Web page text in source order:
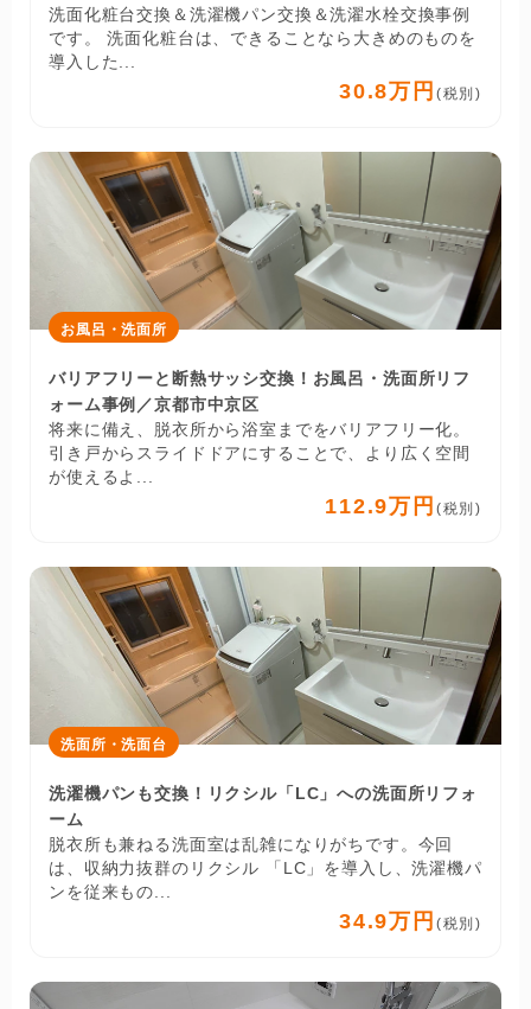
洗面化粧台交換＆洗濯機パン交換＆洗濯水栓交換事例
です。 洗面化粧台は、できることなら大きめのものを
導入した...
30.8万円 (税別)
お風呂・洗面所
バリアフリーと断熱サッシ交換！お風呂・洗面所リフ
ォーム事例／京都市中京区
将来に備え、脱衣所から浴室までをバリアフリー化。
引き戸からスライドドアにすることで、より広く空間
が使えるよ...
112.9万円 (税別)
洗面所・洗面台
洗濯機パンも交換！リクシル「LC」への洗面所リフォ
ーム
脱衣所も兼ねる洗面室は乱雑になりがちです。今回
は、収納力抜群のリクシル 「LC」を導入し、洗濯機パ
ンを従来もの...
34.9万円 (税別)